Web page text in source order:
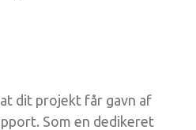
dit projekt får gavn af
Som en dedikeret